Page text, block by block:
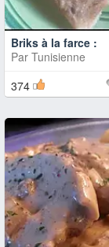
Briks à la farce :
Par Tunisienne
374